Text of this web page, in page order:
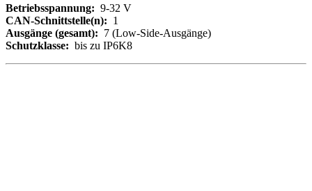
Betriebsspannung: 9-32 V
CAN-Schnittstelle(n): 1
Ausgänge (gesamt): 7 (Low-Side-Ausgänge)
Schutzklasse: bis zu IP6K8